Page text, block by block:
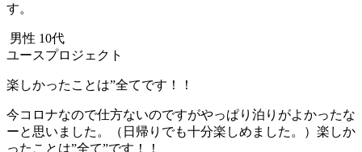
す。
男性 10代
ユースプロジェクト
楽しかったことは”全てです！！
今コロナなので仕方ないのですがやっぱり泊りがよかったな
ーと思いました。（日帰りでも十分楽しめました。）楽しか
ったことは”全て”です！！